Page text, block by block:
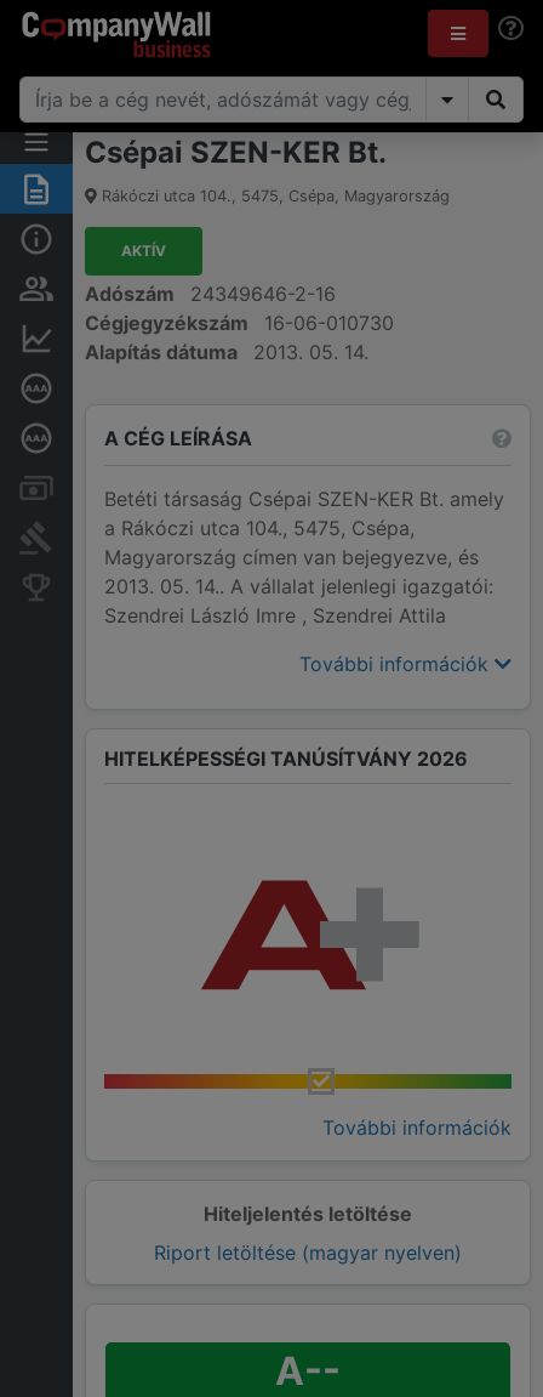
Összegzés
Alap információk
Személyek és tulajdonjog
Pénzügyi információk
Mélyreható hitelminősítés
Számlák és zárolások
Bírósági eljárások
Konkurens cégek
Csépai SZEN-KER Bt.
Rákóczi utca 104., 5475, Csépa, Magyarország
AKTÍV
Adószám
24349646-2-16
Cégjegyzékszám
16-06-010730
Alapítás dátuma
2013. 05. 14.
A CÉG LEÍRÁSA
Betéti társaság Csépai SZEN-KER Bt. amely
a Rákóczi utca 104., 5475, Csépa,
Magyarország címen van bejegyezve, és
2013. 05. 14.. A vállalat jelenlegi igazgatói:
Szendrei László Imre , Szendrei Attila
További információk
HITELKÉPESSÉGI TANÚSÍTVÁNY 2026
További információk
Hiteljelentés letöltése
Riport letöltése (magyar nyelven)
A--